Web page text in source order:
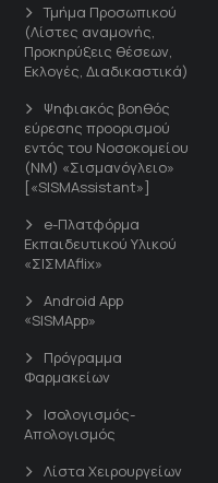
Τμήμα Προσωπικού
(Λίστες αναμονής,
Προκηρύξεις θέσεων,
Εκλογές, Διαδικαστικά)
Ψηφιακός βοηθός
εύρεσης προορισμού
εντός του Νοσοκομείου
(ΝΜ) «Σισμανόγλειο»
[«SISMAssistant»]
e-Πλατφόρμα
Εκπαιδευτικού Υλικού
«ΣΙΣΜΑflix»
Android App
«SISMApp»
Πρόγραμμα
Φαρμακείων
Ισολογισμός-
Απολογισμός
Λίστα Χειρουργείων